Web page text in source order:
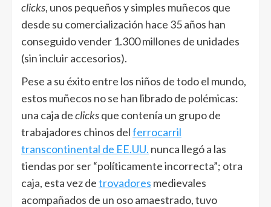
clicks, unos pequeños y simples muñecos que
desde su comercialización hace 35 años han
conseguido vender 1.300 millones de unidades
(sin incluir accesorios).
Pese a su éxito entre los niños de todo el mundo,
estos muñecos no se han librado de polémicas:
una caja declicksque contenía un grupo de
trabajadores chinos delferrocarril
transcontinental de EE.UU. nunca llegó a las
tiendas por ser “políticamente incorrecta”; otra
caja, esta vez detrovadores medievales
acompañados de un oso amaestrado, tuvo